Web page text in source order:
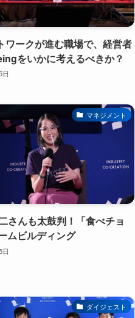
ワークが進む職場で、経営者
をいかに考えるべきか？
マネジメント
さんも太鼓判！「食べチョ
ムビルディング
ダイジェスト